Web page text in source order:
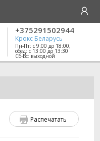
+375291502944
Крокс Беларусь
Пн-Пт: с 9:00 до 18:00,
обед: с 13:00 до 13:30
Сб-Вс: выходной
Распечатать